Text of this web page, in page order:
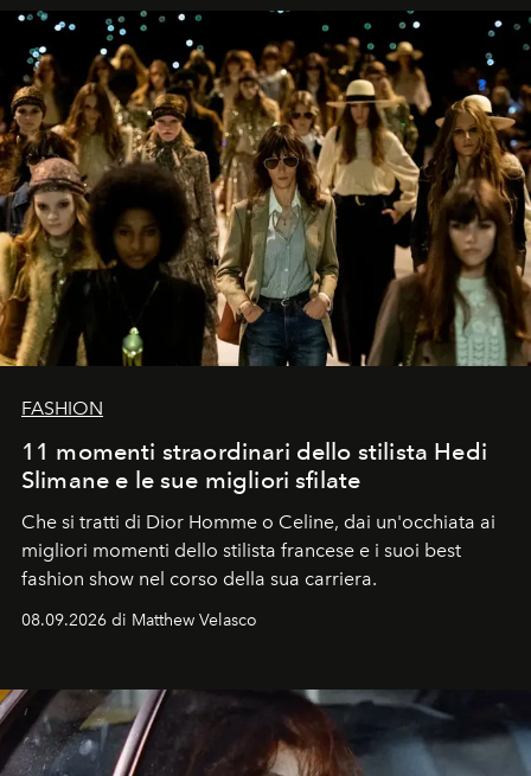
FASHION
11 momenti straordinari dello stilista Hedi
Slimane e le sue migliori sfilate
Che si tratti di Dior Homme o Celine, dai un'occhiata ai
migliori momenti dello stilista francese e i suoi best
fashion show nel corso della sua carriera.
08.09.2026 di Matthew Velasco